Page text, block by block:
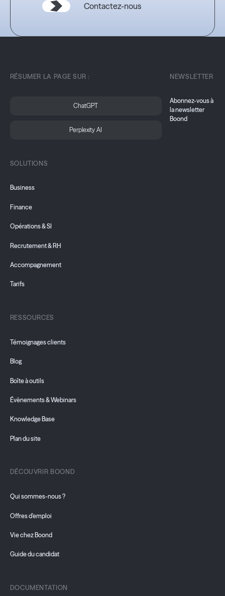
Contactez-nous
RÉSUMER LA PAGE SUR :
ChatGPT
Perplexity AI
SOLUTIONS
Business
Finance
Opérations & SI
Recrutement & RH
Accompagnement
Tarifs
RESSOURCES
Témoignages clients
Blog
Boîte à outils
Évènements & Webinars
Knowledge Base
Plan du site
DÉCOUVRIR BOOND
Qui sommes-nous ?
Offres d'emploi
Vie chez Boond
Guide du candidat
DOCUMENTATION
NEWSLETTER
Abonnez-vous à
la newsletter
Boond